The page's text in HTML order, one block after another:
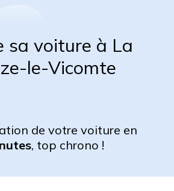
sa voiture à La
le-Vicomte
de votre voiture en
, top chrono !